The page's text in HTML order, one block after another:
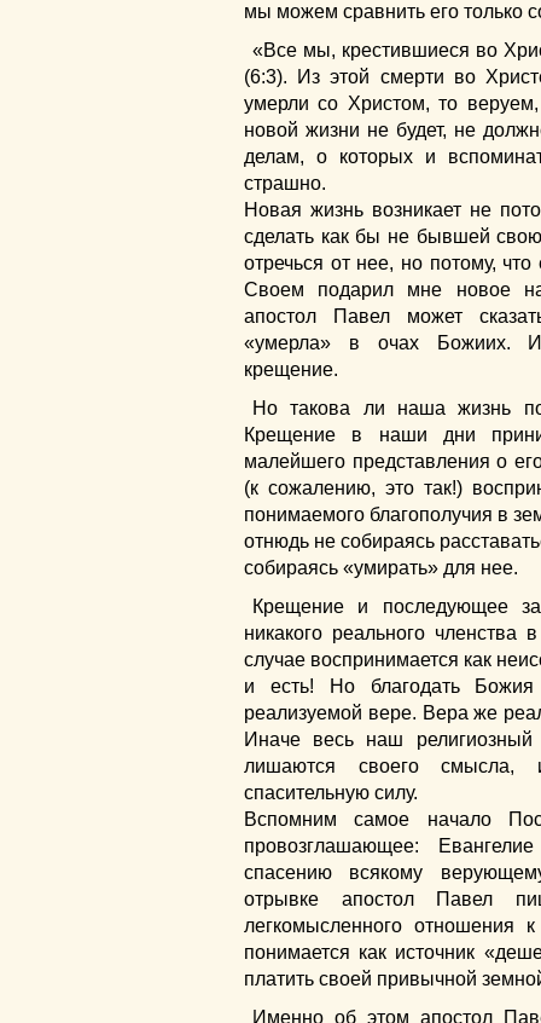
мы можем сравнить его только
«Все мы, крестившиеся во
(6:3). Из этой смерти во
умерли со Христом, то
новой жизни не будет, не
делам, о которых и
страшно.
Новая жизнь возникает не
сделать как бы не бывшей
отречься от нее, но потому,
Своем подарил мне новое
апостол Павел может
«умерла» в очах Божиих.
крещение.
Но такова ли наша жизнь
Крещение в наши дни
малейшего представления о
(к сожалению, это так!)
понимаемого благополучия в
отнюдь не собираясь
собираясь «умирать» для нее.
Крещение и последующее
никакого реального
случае воспринимается как
и есть! Но благодать Божия
реализуемой вере. Вера же
Иначе весь наш
лишаются своего
спасительную силу.
Вспомним самое начало
провозглашающее:
спасению всякому
отрывке апостол Павел
легкомысленного отношения
понимается как источник
платить своей привычной
Именно об этом апостол